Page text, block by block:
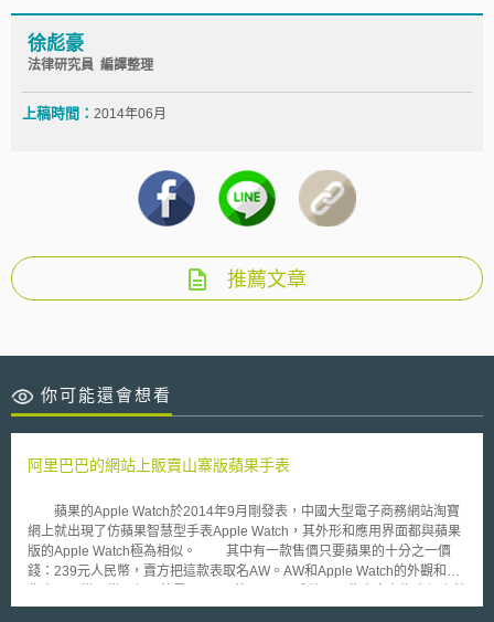
徐彪豪
法律研究員 編譯整理
上稿時間： 2014年06月
推薦文章
你可能還會想看
阿里巴巴的網站上販賣山寨版蘋果手表
蘋果的Apple Watch於2014年9月剛發表，中國大型電子商務網站淘寶
網上就出現了仿蘋果智慧型手表Apple Watch，其外形和應用界面都與蘋果
版的Apple Watch極為相似。 其中有一款售價只要蘋果的十分之一價
錢：239元人民幣，賣方把這款表取名AW。AW和Apple Watch的外觀和操
別強調他們出售的產品不使用蘋果公司的技術。 今(2015)年1月，中國